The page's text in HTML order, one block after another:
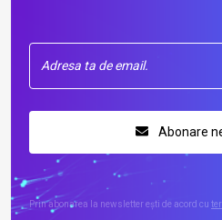
Abonare
Prin abonarea la newsletter ești de acord cu